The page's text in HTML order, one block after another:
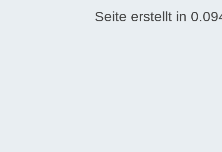
Seite erstellt in